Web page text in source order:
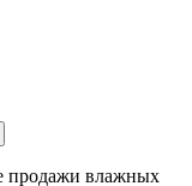
продажи влажных